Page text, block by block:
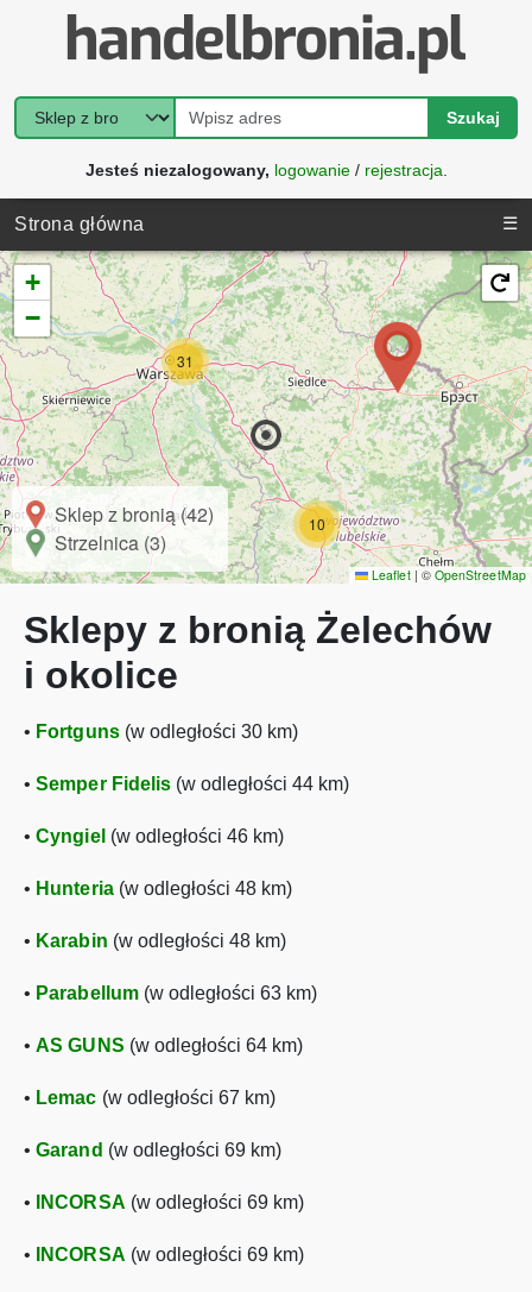
Szukaj
Jesteś niezalogowany, logowanie/ rejestracja
Strona główna ☰
10
31
+
−
Sklep z bronią (42)
Strzelnica (3)
Leaflet | © OpenStreetMap
Sklepy z bronią Żelechów
i okolice
• Fortguns(w odległości 30 km)
• Semper Fidelis (w odległości 44 km)
• Cyngiel (w odległości 46 km)
• Hunteria(w odległości 48 km)
• Karabin (w odległości 48 km)
• Parabellum (w odległości 63 km)
• AS GUNS (w odległości 64 km)
• Lemac (w odległości 67 km)
• Garand (w odległości 69 km)
• INCORSA (w odległości 69 km)
• INCORSA (w odległości 69 km)